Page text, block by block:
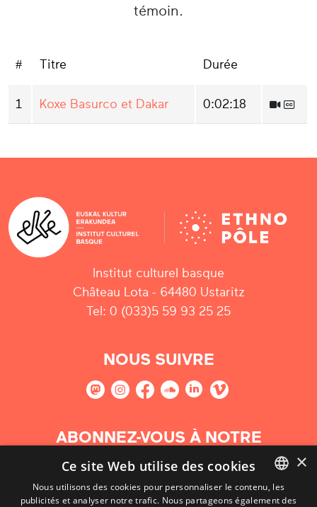
témoin.
# Titre Durée
1 Koxe Basurco et Dakar 0:02:18
Institut culturel basque
Château Lota - 64480 Ustaritz
Tel: 0 (033)5 59 93 25 25
NOUS SUIVRE
ABONNEZ-VOUS À NOTRE
NEWSLETTER
S'abonner
BASQUE
×
Ce site Web utilise des cookies
Nous utilisons des cookies pour personnaliser le contenu, les
publicités et analyser notre trafic. Nous partageons également des